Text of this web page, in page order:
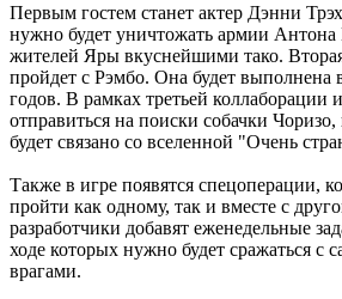
Первым гостем станет актер Дэнни
нужно будет уничтожать армии Антона
жителей Яры вкуснейшими тако.
пройдет с Рэмбо. Она будет выполнена
годов. В рамках третьей коллаборации
отправиться на поиски собачки
будет связано со вселенной "Очень
Также в игре появятся спецоперации,
пройти как одному, так и вместе с
разработчики добавят еженедельные
ходе которых нужно будет сражаться с
врагами.